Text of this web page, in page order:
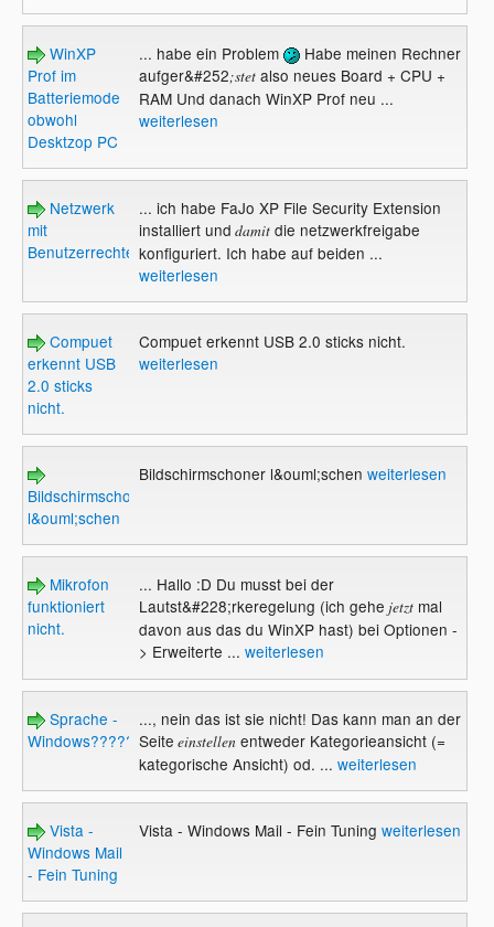
WinXP
Prof im
Batteriemode
obwohl
Desktzop PC
... habe ein Problem
Habe meinen Rechner
aufger&#252;stetalso neues Board + CPU +
RAM Und danach WinXP Prof neu ...
weiterlesen
Netzwerk
mit
Benutzerrechten
... ich habe FaJo XP File Security Extension
installiert und damitdie netzwerkfreigabe
konfiguriert. Ich habe auf beiden ...
weiterlesen
Compuet
erkennt USB
2.0 sticks
nicht.
Compuet erkennt USB 2.0 sticks nicht.
weiterlesen
Bildschirmschoner
l&ouml;schen
Bildschirmschoner l&ouml;schen weiterlesen
Mikrofon
funktioniert
nicht.
... Hallo :D Du musst bei der
Lautst&#228;rkeregelung (ich gehe jetztmal
davon aus das du WinXP hast) bei Optionen -
> Erweiterte ... weiterlesen
Sprache -
Windows?????
..., nein das ist sie nicht! Das kann man an der
Seite einstellenentweder Kategorieansicht (=
kategorische Ansicht) od. ... weiterlesen
Vista -
Windows Mail
- Fein Tuning
Vista - Windows Mail - Fein Tuning weiterlesen